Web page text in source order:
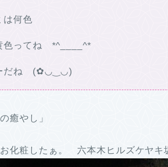
は何色
色ってね *^____^*
だね (✿◡‿◡)
癒やし」
化粧したぁ。 六本木ヒルズケヤ